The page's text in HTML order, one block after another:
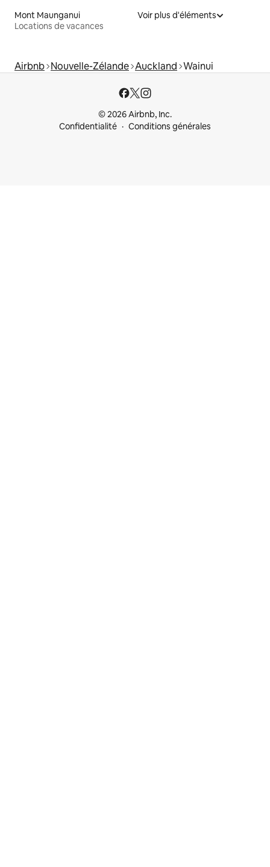
Mont Maunganui
Locations de vacances
Voir plus d'éléments
Airbnb Nouvelle-Zélande Auckland Wainui
© 2026 Airbnb, Inc.
Confidentialité
Conditions générales